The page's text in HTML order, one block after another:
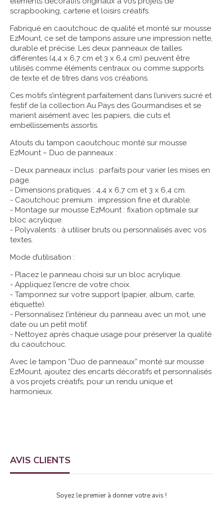
scrapbooking, carterie et loisirs créatifs.
Fabriqué en caoutchouc de qualité et monté sur mousse
EzMount, ce set de tampons assure une impression nette,
durable et précise. Les deux panneaux de tailles
différentes (4,4 x 6,7 cm et 3 x 6,4 cm) peuvent être
utilisés comme éléments centraux ou comme supports
de texte et de titres dans vos créations.
Ces motifs s’intègrent parfaitement dans l’univers sucré et
festif de la collection Au Pays des Gourmandises et se
marient aisément avec les papiers, die cuts et
embellissements assortis.
Atouts du tampon caoutchouc monté sur mousse
EzMount – Duo de panneaux :
- Deux panneaux inclus : parfaits pour varier les mises en
page.
- Dimensions pratiques : 4,4 x 6,7 cm et 3 x 6,4 cm.
- Caoutchouc premium : impression fine et durable.
- Montage sur mousse EzMount : fixation optimale sur
bloc acrylique.
- Polyvalents : à utiliser bruts ou personnalisés avec vos
textes.
Mode d’utilisation :
- Placez le panneau choisi sur un bloc acrylique.
- Appliquez l’encre de votre choix.
- Tamponnez sur votre support (papier, album, carte,
étiquette).
- Personnalisez l’intérieur du panneau avec un mot, une
date ou un petit motif.
- Nettoyez après chaque usage pour préserver la qualité
du caoutchouc.
Avec le tampon “Duo de panneaux” monté sur mousse
EzMount, ajoutez des encarts décoratifs et personnalisés
à vos projets créatifs, pour un rendu unique et
harmonieux.
AVIS CLIENTS
Soyez le premier à donner votre avis !